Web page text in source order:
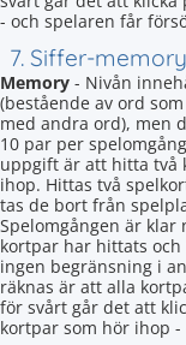
- och spelaren får
7. Siffer-
Memory - Nivån
(bestående av ord
med andra ord), men
10 par per
uppgift är att hitta två
ihop. Hittas två
tas de bort från
Spelomgången är klar
kortpar har hittats
ingen begränsning i
räknas är att alla
för svårt går det att
kortpar som hör ihop